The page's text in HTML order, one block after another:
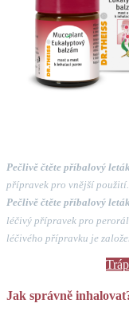
Pečlivě čtěte příbalový leták
přípravek pro vnější použití.
Pečlivě čtěte příbalový leták
léčivý přípravek pro
léčivého přípravku je
Jak správně